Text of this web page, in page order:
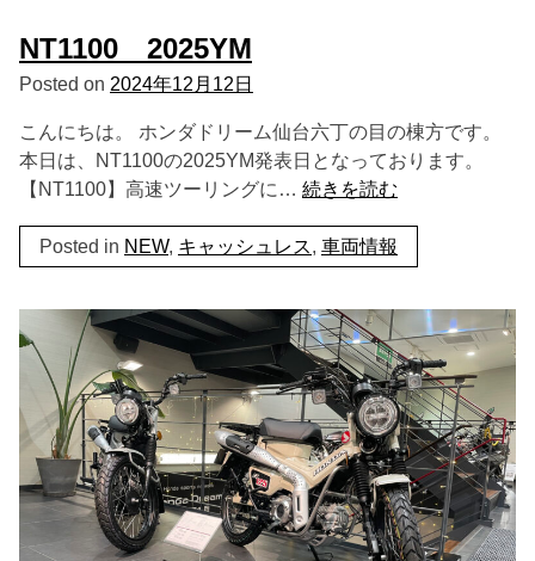
NT1100 2025YM
Posted on 2024年12月12日
こんにちは。 ホンダドリーム仙台六丁の目の棟方です。
本日は、NT1100の2025YM発表日となっております。
【NT1100】高速ツーリングに… 続きを読む
Posted in NEW, キャッシュレス, 車両情報